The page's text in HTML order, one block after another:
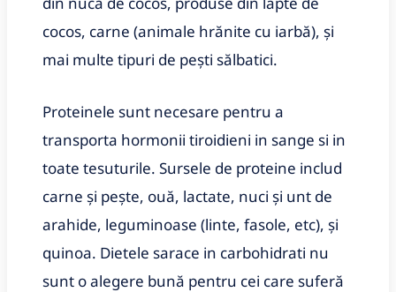
cocos, carne (animale hrănite cu iarbă), și
mai multe tipuri de pești sălbatici.
Proteinele sunt necesare pentru a
transporta hormonii tiroidieni in sange si in
toate tesuturile. Sursele de proteine includ
carne și pește, ouă, lactate, nuci și unt de
arahide, leguminoase (linte, fasole, etc), și
quinoa. Dietele sarace in carbohidrati nu
sunt o alegere bună pentru cei care suferă